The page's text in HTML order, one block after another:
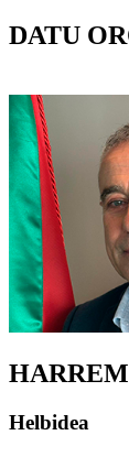
DATU
Helbidea